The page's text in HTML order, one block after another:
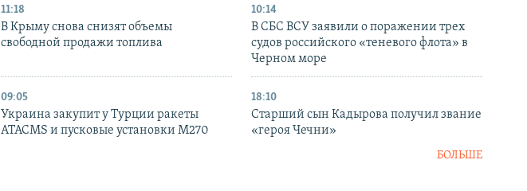
11:18
В Крыму снова снизят объемы
свободной продажи топлива
10:14
В СБС ВСУ заявили о поражении трех
судов российского «теневого флота» в
Черном море
09:05
Украина закупит у Турции ракеты
ATACMS и пусковые установки M270
18:10
Старший сын Кадырова получил звание
«героя Чечни»
БОЛЬШЕ